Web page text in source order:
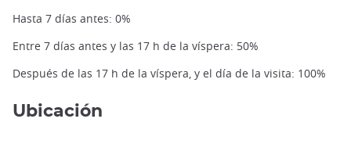
Hasta 7 días antes: 0%
Entre 7 días antes y las 17 h de la víspera: 50%
Después de las 17 h de la víspera, y el día de la visita: 100%
Ubicación